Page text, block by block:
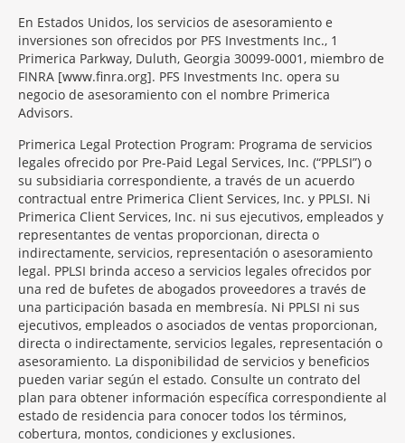
En Estados Unidos, los servicios de asesoramiento e
inversiones son ofrecidos por PFS Investments Inc., 1
Primerica Parkway, Duluth, Georgia 30099-0001, miembro de
FINRA [www.finra.org]. PFS Investments Inc. opera su
negocio de asesoramiento con el nombre Primerica
Advisors.
Primerica Legal Protection Program: Programa de servicios
legales ofrecido por Pre-Paid Legal Services, Inc. (“PPLSI”) o
su subsidiaria correspondiente, a través de un acuerdo
contractual entre Primerica Client Services, Inc. y PPLSI. Ni
Primerica Client Services, Inc. ni sus ejecutivos, empleados y
representantes de ventas proporcionan, directa o
indirectamente, servicios, representación o asesoramiento
legal. PPLSI brinda acceso a servicios legales ofrecidos por
una red de bufetes de abogados proveedores a través de
una participación basada en membresía. Ni PPLSI ni sus
ejecutivos, empleados o asociados de ventas proporcionan,
directa o indirectamente, servicios legales, representación o
asesoramiento. La disponibilidad de servicios y beneficios
pueden variar según el estado. Consulte un contrato del
plan para obtener información específica correspondiente al
estado de residencia para conocer todos los términos,
cobertura, montos, condiciones y exclusiones.